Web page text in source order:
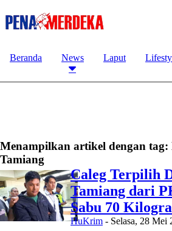
Beranda News Laput
Menampilkan artikel dengan tag:
Tamiang
Caleg Terpilih
Tamiang dari
Sabu 70
HuKrim - Selasa, 28 Mei